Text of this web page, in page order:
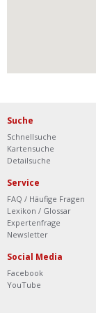
Suche
Schnellsuche
Kartensuche
Detailsuche
Service
FAQ / Häufige Fragen
Lexikon / Glossar
Expertenfrage
Newsletter
Social Media
Facebook
YouTube